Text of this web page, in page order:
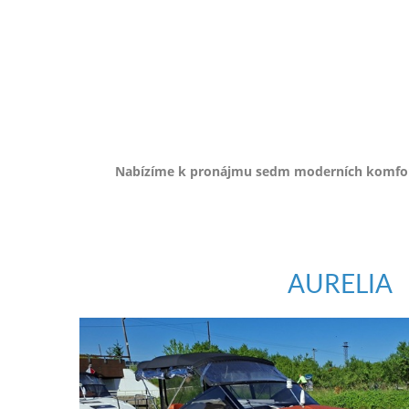
Nabízíme k pronájmu sedm moderních
AURELIA